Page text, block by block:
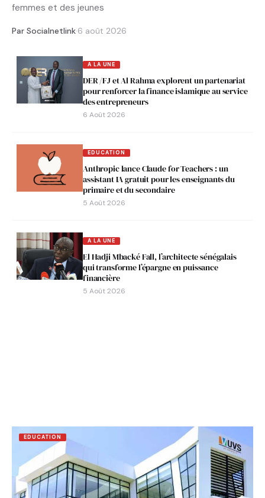
femmes et des jeunes
Par Socialnetlink·6 août 2026
A LA UNE
DER /FJ et Al Rahma explorent un partenariat
pour renforcer la finance islamique au service
des entrepreneurs
6 Août 2026
EDUCATION
Anthropic lance Claude for Teachers : un
assistant IA gratuit pour les enseignants du
primaire et du secondaire
5 Août 2026
A LA UNE
El Hadji Mbacké Fall, l’architecte sénégalais
qui transforme l’épargne en puissance
financière
5 Août 2026
EDUCATION